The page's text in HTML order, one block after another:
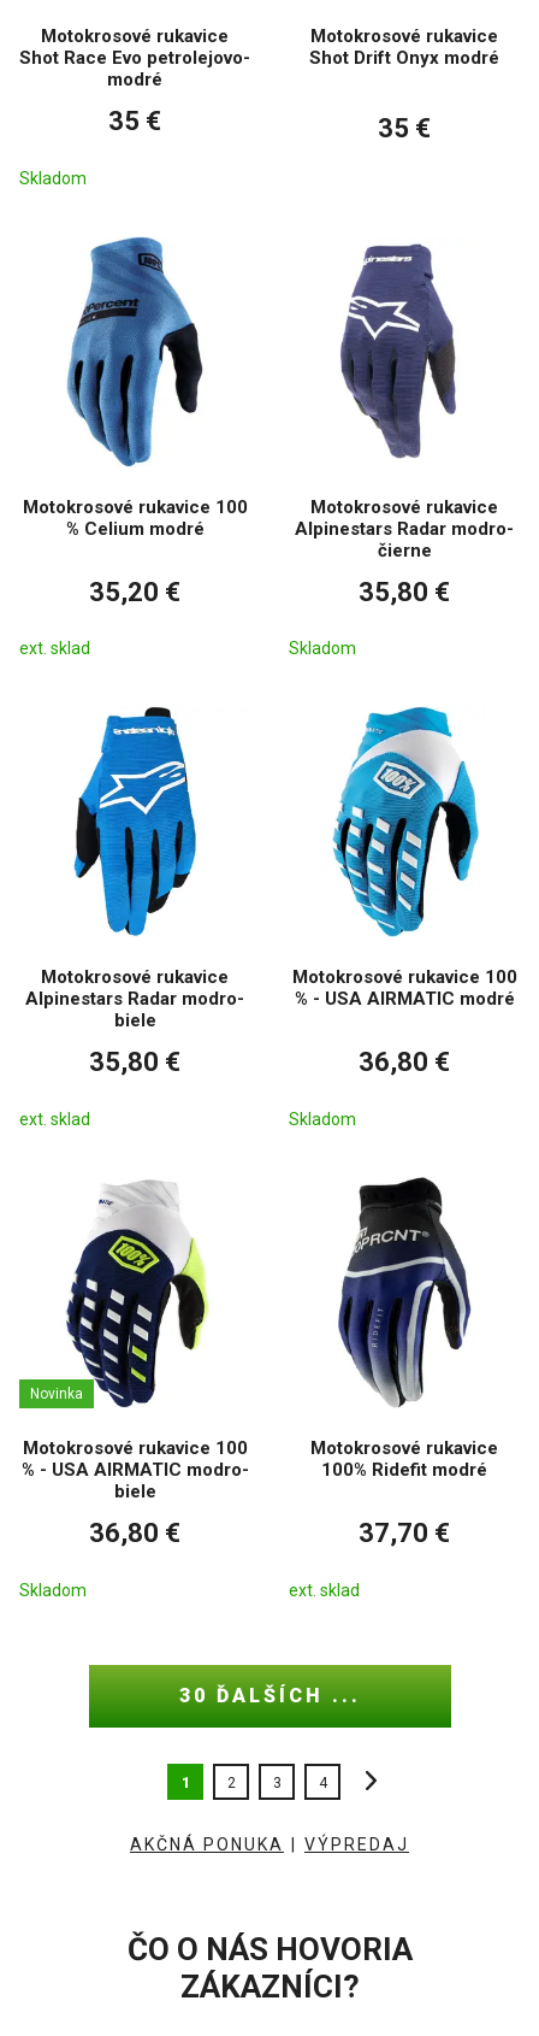
Motokrosové rukavice
Shot Race Evo petrolejovo-
modré
35 €
Skladom
Motokrosové rukavice
Shot Drift Onyx modré
35 €
Motokrosové rukavice 100
% Celium modré
35,20 €
ext. sklad
Motokrosové rukavice
Alpinestars Radar modro-
čierne
35,80 €
Skladom
Motokrosové rukavice
Alpinestars Radar modro-
biele
35,80 €
ext. sklad
Motokrosové rukavice 100
% - USA AIRMATIC modré
36,80 €
Skladom
Novinka
Motokrosové rukavice 100
% - USA AIRMATIC modro-
biele
36,80 €
Skladom
Motokrosové rukavice
100% Ridefit modré
37,70 €
ext. sklad
30 ĎALŠÍCH ...
1 2 3 4
AKČNÁ PONUKA VÝPREDAJ
ČO O NÁS HOVORIA
ZÁKAZNÍCI?